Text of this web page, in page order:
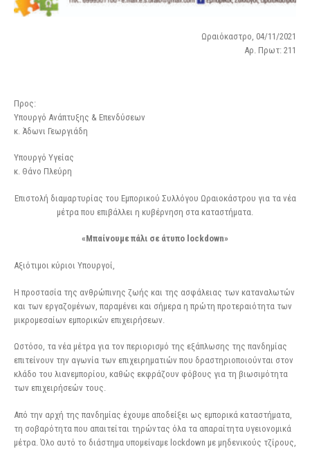
Ωραιόκαστρο, 04/11/2021
Αρ. Πρωτ: 211
Προς:
Υπουργό Ανάπτυξης & Επενδύσεων
κ. Άδωνι Γεωργιάδη
Υπουργό Υγείας
κ. Θάνο Πλεύρη
Επιστολή διαμαρτυρίας του Εμπορικού Συλλόγου Ωραιοκάστρου για τα νέα
μέτρα που επιβάλλει η κυβέρνηση στα καταστήματα.
«Μπαίνουμε πάλι σε άτυπο lockdown»
Αξιότιμοι κύριοι Υπουργοί,
Η προστασία της ανθρώπινης ζωής και της ασφάλειας των καταναλωτών
και των εργαζομένων, παραμένει και σήμερα η πρώτη προτεραιότητα των
μικρομεσαίων εμπορικών επιχειρήσεων.
Ωστόσο, τα νέα μέτρα για τον περιορισμό της εξάπλωσης της πανδημίας
επιτείνουν την αγωνία των επιχειρηματιών που δραστηριοποιούνται στον
κλάδο του λιανεμπορίου, καθώς εκφράζουν φόβους για τη βιωσιμότητα
των επιχειρήσεών τους.
Από την αρχή της πανδημίας έχουμε αποδείξει ως εμπορικά καταστήματα,
τη σοβαρότητα που απαιτείται τηρώντας όλα τα απαραίτητα υγειονομικά
μέτρα. Όλο αυτό το διάστημα υπομείναμε lockdown με μηδενικούς τζίρους,